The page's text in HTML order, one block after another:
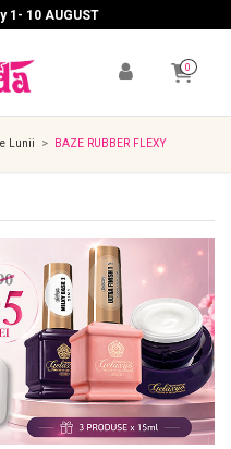
1- 10 AUGUST
0
Lunii BAZE RUBBER FLEXY